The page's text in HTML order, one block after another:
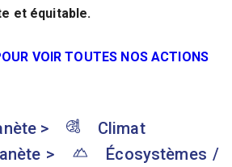
et équitable.
VOIR TOUTES NOS ACTIONS
>
Climat
>
Écosystèmes /